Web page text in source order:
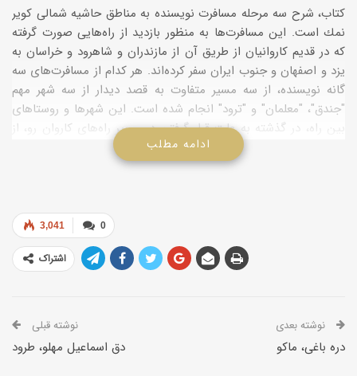
كتاب، شرح سه مرحله مسافرت نویسنده به مناطق حاشیه شمالی كویر
نمك است. این مسافرت‌ها به منظور بازدید از راه‌هایی صورت گرفته
كه در قدیم كاروانیان از طریق آن از مازندران و شاهرود و خراسان به
یزد و اصفهان و جنوب ایران سفر كرده‌اند. هر كدام از مسافرت‌های سه
گانه نویسنده، از سه مسیر متفاوت به قصد دیدار از سه شهر مهم
"جندق"، "معلمان" و "ترود" انجام شده است. این شهرها و روستاهای
بین راه، در گذشته به علت قرار گرفتن در مسیر راه‌های كاروان رو، از
رونق چشمگیری برخوردار بوده‌اند. نویسنده، آنچه در سفر بر او گذشته،
از آب و هوا و وضعیت راه‌ها، مردم روستاها و شهرهای بین راه گرفته
نویسنده:پرویز رجبی
ادامه مطلب
0
3,041
اشتراک
نوشته قبلی
دق اسماعیل مهلو، طرود دره باغی، ماکو